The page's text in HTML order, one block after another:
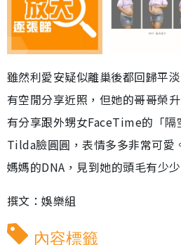
雖然利愛安疑似離巢後都回歸平
有空閒分享近照，但她的哥哥榮
有分享跟外甥女FaceTime的「隔
Tilda臉圓圓，表情多多非常可愛
媽媽的DNA，見到她的頭毛有少
撰文：娛樂組
內容標籤